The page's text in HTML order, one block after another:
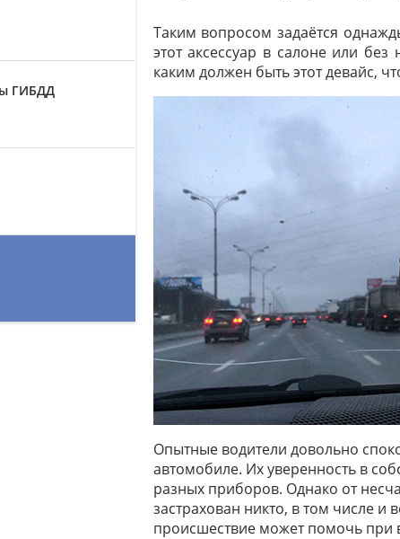
ГИБДД
Таким вопросом задаётся
этот аксессуар в салоне или
каким должен быть этот девайс,
Опытные водители довольно
автомобиле. Их уверенность в
разных приборов. Однако от
застрахован никто, в том числе и
происшествие может помочь при